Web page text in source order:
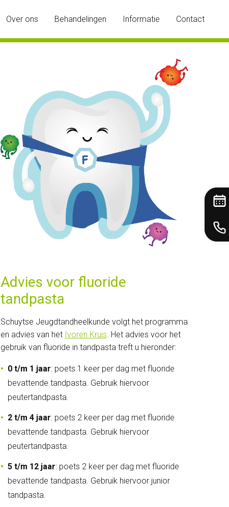
Over ons Behandelingen Informatie Contact
Advies voor fluoride
tandpasta
Schuytse Jeugdtandheelkunde volgt het programma
en advies van het Ivoren Kruis. Het advies voor het
gebruik van fluoride in tandpasta treft u hieronder:
0 t/m 1 jaar: poets 1 keer per dag met fluoride
bevattende tandpasta. Gebruik hiervoor
peutertandpasta.
2 t/m 4 jaar: poets 2 keer per dag met fluoride
bevattende tandpasta. Gebruik hiervoor
peutertandpasta.
5 t/m 12 jaar: poets 2 keer per dag met fluoride
bevattende tandpasta. Gebruik hiervoor junior
tandpasta.